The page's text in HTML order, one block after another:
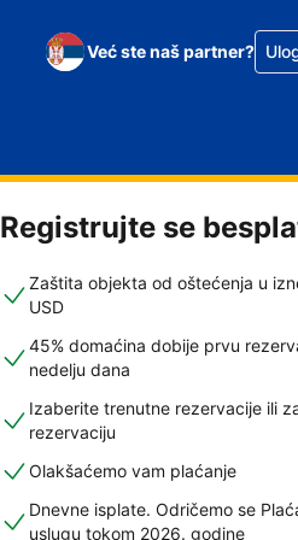
Već ste naš partner?
Registrujte se
Zaštita objekta od oštećenja u
USD
45% domaćina dobije prvu
nedelju dana
Izaberite trenutne rezervacije ili
rezervaciju
Olakšaćemo vam plaćanje
Dnevne isplate. Odričemo se
uslugu tokom 2026. godine